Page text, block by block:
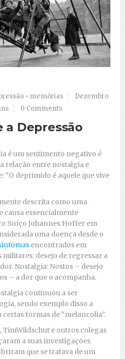
• memórias
Dezembro
0 Comments
a Depressão
é um sentimento negativo é
relação entre nostalgia e
“O deprimido é aquele que vive
descrita como uma
causa essencialmente
Suíço Johannes Hoffer em
uma doença desde o
encontrados em
militares: desejo de regressar a
Nostalgia: Nostos – desejo
– a dor que o acompanha.
continuou a ser
sendo exemplo disso a
formas de “melancolia”.
TimWildschut e outros colegas
a suas investigações
que se tratava de um